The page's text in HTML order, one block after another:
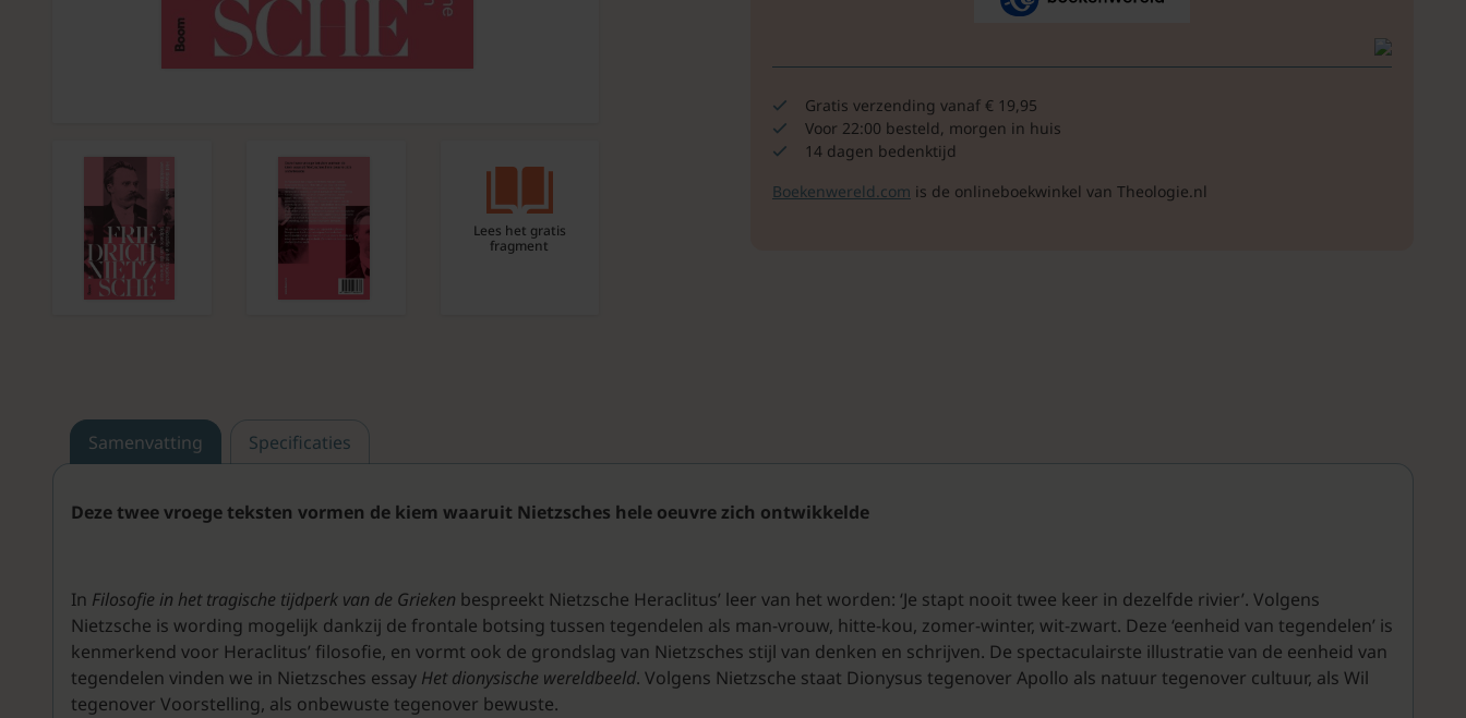
Lees het gratis
fragment
Gratis verzending vanaf € 19,95
Voor 22:00 besteld, morgen in huis
14 dagen bedenktijd
Boekenwereld.com is de onlineboekwinkel van Theologie.nl
Samenvatting Specificaties
Deze twee vroege teksten vormen de kiem waaruit Nietzsches hele oeuvre zich ontwikkelde
In Filosofie in het tragische tijdperk van de Grieken bespreekt Nietzsche Heraclitus’ leer van het worden: ‘Je stapt nooit twee keer in dezelfde rivier’. Volgens
Nietzsche is wording mogelijk dankzij de frontale botsing tussen tegendelen als man-vrouw, hitte-kou, zomer-winter, wit-zwart. Deze ‘eenheid van tegendelen’ is
kenmerkend voor Heraclitus’ filosofie, en vormt ook de grondslag van Nietzsches stijl van denken en schrijven. De spectaculairste illustratie van de eenheid van
tegendelen vinden we in Nietzsches essay Het dionysische wereldbeeld. Volgens Nietzsche staat Dionysus tegenover Apollo als natuur tegenover cultuur, als Wil
tegenover Voorstelling, als onbewuste tegenover bewuste.